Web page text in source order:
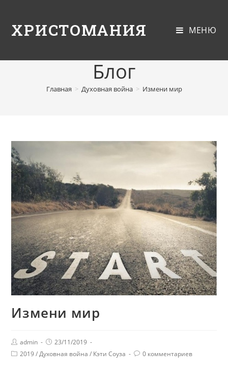
ХРИСТОМАНИЯ МЕНЮ
Блог
Главная > Духовная война > Измени мир
Измени мир
admin
23/11/2019
2019 / Духовная война / Кэти Соуза 0 комментариев